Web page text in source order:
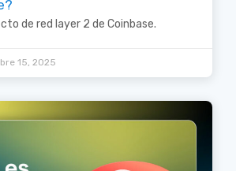
de red layer 2 de Coinbase.
15, 2025